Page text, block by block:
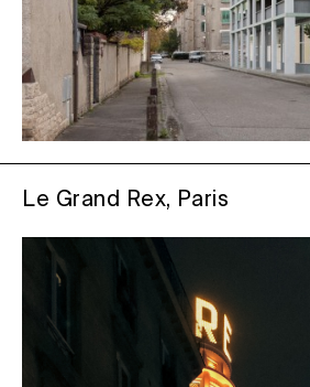
Le Grand Rex, Paris